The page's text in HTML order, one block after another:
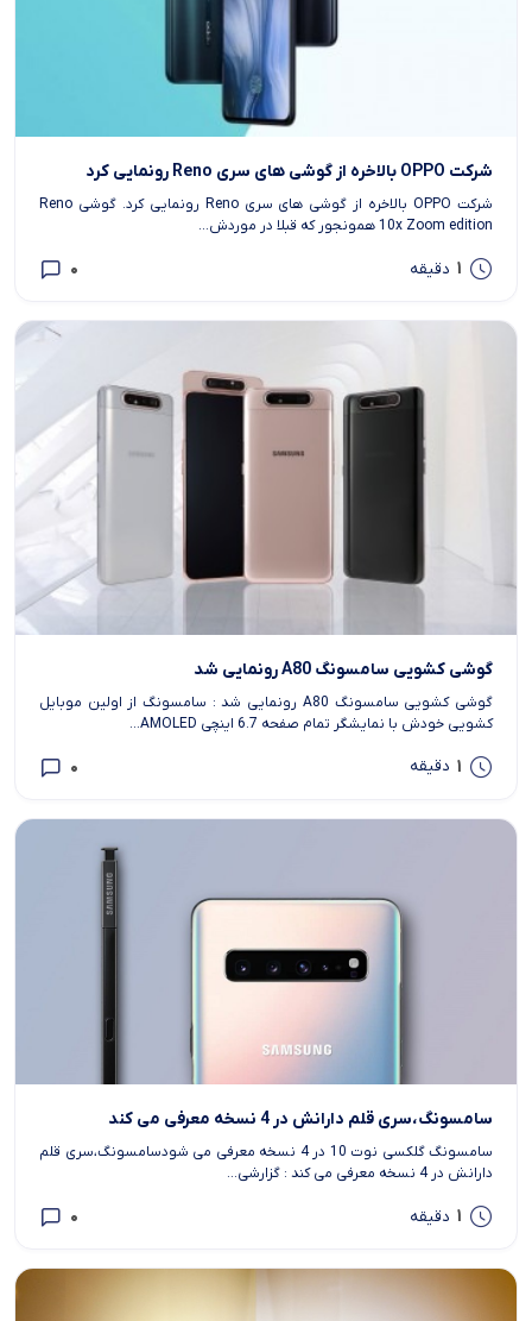
شرکت OPPO بالاخره از گوشی های سری Reno رونمایی کرد
شرکت OPPO بالاخره از گوشی های سری Reno رونمایی کرد. گوشی Reno
10x Zoom edition همونجور که قبلا در موردش...
1 دقیقه 0
گوشی کشویی سامسونگ A80 رونمایی شد
گوشی کشویی سامسونگ A80 رونمایی شد : سامسونگ از اولین موبایل
کشویی خودش با نمایشگر تمام صفحه 6.7 اینچی AMOLED...
1 دقیقه 0
سامسونگ،سری قلم دارانش در 4 نسخه معرفی می کند
سامسونگ گلکسی نوت 10 در 4 نسخه معرفی می شودسامسونگ،سری قلم
دارانش در 4 نسخه معرفی می کند : گزارشی...
1 دقیقه 0